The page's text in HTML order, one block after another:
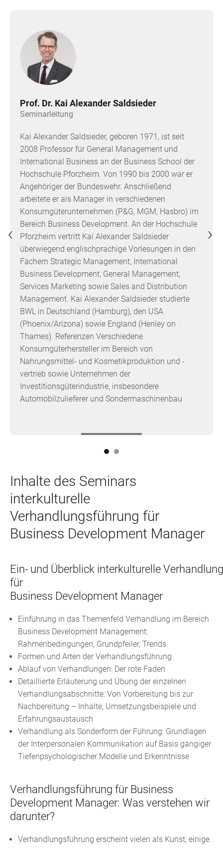
Prof. Dr. Kai Alexander Saldsieder
Seminarleitung
Kai Alexander Saldsieder, geboren 1971, ist seit
2008 Professor für General Management und
International Business an der Business School der
Hochschule Pforzheim. Von 1990 bis 2000 war er
Angehöriger der Bundeswehr. Anschließend
arbeitete er als Manager in verschiedenen
Konsumgüterunternehmen (P&G, MGM, Hasbro) im
Bereich Business Development. An der Hochschule
Pforzheim vertritt Kai Alexander Saldsieder
überwiegend englischprachige Vorlesungen in den
Fächern Strategic Management, International
Business Development, General Management,
Services Marketing sowie Sales and Distribution
Management. Kai Alexander Saldsieder studierte
BWL in Deutschland (Hamburg), den USA
(Phoenix/Arizona) sowie England (Henley on
Thames). Referenzen Verschiedene
Konsumgüterhersteller im Bereich von
Nahrungsmittel- und Kosmetikproduktion und -
vertrieb sowie Unternehmen der
Investitionsgüterindustrie, insbesondere
Automobilzulieferer und Sondermaschinenbau
‹ ›
Inhalte des Seminars
interkulturelle
Verhandlungsführung für
Business Development Manager
Ein- und Überblick interkulturelle
für
Business Development Manager
Einführung in das Themenfeld Verhandlung im Bereich
Business Development Management:
Rahmenbedingungen, Grundpfeiler, Trends
Formen und Arten der Verhandlungsführung
Ablauf von Verhandlungen: Der rote Faden
Detaillierte Erläuterung und Übung der einzelnen
Verhandlungsabschnitte: Von Vorbereitung bis zur
Nachbereitung – Inhalte, Umsetzungsbeispiele und
Erfahrungsaustausch
Verhandlung als Sonderform der Führung: Grundlagen
der Interpersonalen Kommunikation auf Basis gängiger
Tiefenpsychologischer Modelle und Erkenntnisse
Verhandlungsführung für Business
Development Manager: Was verstehen wir
darunter?
Verhandlungsführung erscheint vielen als Kunst, einige